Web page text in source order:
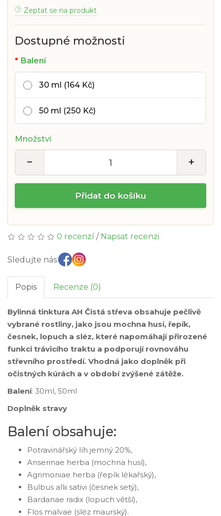
Zeptat se na produkt
Dostupné možnosti
Balení
30 ml (164 Kč)
50 ml (250 Kč)
Množství
− +
Přidat do košíku
0 recenzí / Napsat recenzi
Sledujte nás:
Popis Recenze (0)
Bylinná tinktura AH Čistá střeva obsahuje pečlivě
vybrané rostliny, jako jsou mochna husí, řepík,
česnek, lopuch a sléz, které napomáhají přirozené
funkci trávicího traktu a podporují rovnováhu
střevního prostředí. Vhodná jako doplněk při
očistných kúrách a v období zvýšené zátěže.
Balení: 30ml, 50ml
Doplněk stravy
Balení obsahuje:
Potravinářský líh jemný 20%,
Anserinae herba (mochna husí),
Agrimoniae herba (řepík lékařský),
Bulbus allii sativi (česnek setý),
Bardanae radix (lopuch větší),
Flos malvae (sléz maurský).